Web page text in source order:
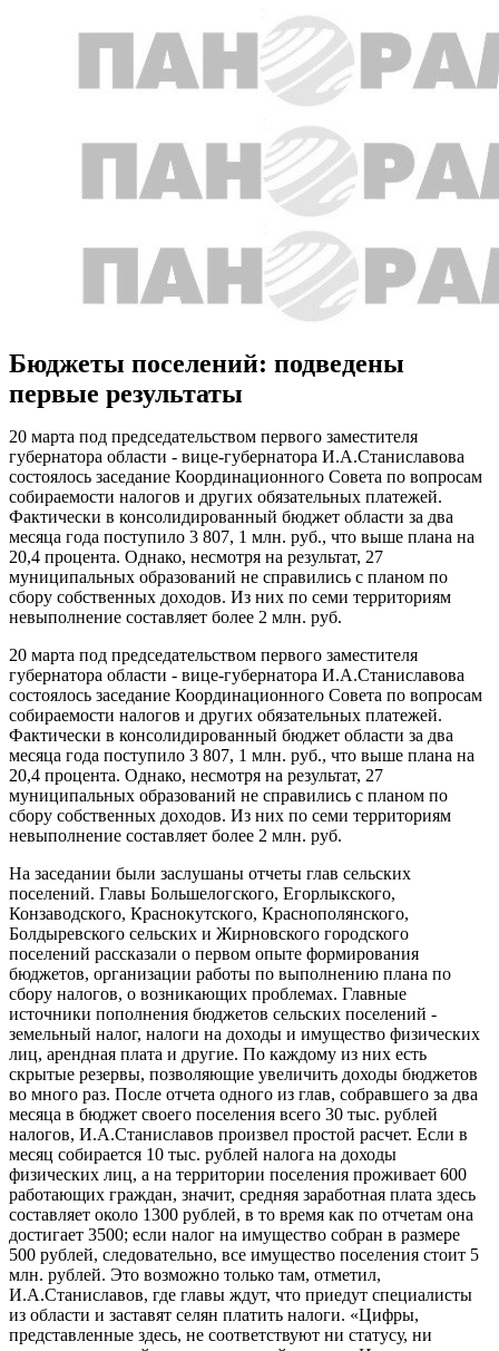
Бюджеты поселений: подведены
первые результаты
20 марта под председательством первого заместителя
губернатора области - вице-губернатора И.А.Станиславова
состоялось заседание Координационного Совета по вопросам
собираемости налогов и других обязательных платежей.
Фактически в консолидированный бюджет области за два
месяца года поступило 3 807, 1 млн. руб., что выше плана на
20,4 процента. Однако, несмотря на результат, 27
муниципальных образований не справились с планом по
сбору собственных доходов. Из них по семи территориям
невыполнение составляет более 2 млн. руб.
20 марта под председательством первого заместителя
губернатора области - вице-губернатора И.А.Станиславова
состоялось заседание Координационного Совета по вопросам
собираемости налогов и других обязательных платежей.
Фактически в консолидированный бюджет области за два
месяца года поступило 3 807, 1 млн. руб., что выше плана на
20,4 процента. Однако, несмотря на результат, 27
муниципальных образований не справились с планом по
сбору собственных доходов. Из них по семи территориям
невыполнение составляет более 2 млн. руб.
На заседании были заслушаны отчеты глав сельских
поселений. Главы Большелогского, Егорлыкского,
Конзаводского, Краснокутского, Краснополянского,
Болдыревского сельских и Жирновского городского
поселений рассказали о первом опыте формирования
бюджетов, организации работы по выполнению плана по
сбору налогов, о возникающих проблемах. Главные
источники пополнения бюджетов сельских поселений -
земельный налог, налоги на доходы и имущество физических
лиц, арендная плата и другие. По каждому из них есть
скрытые резервы, позволяющие увеличить доходы бюджетов
во много раз. После отчета одного из глав, собравшего за два
месяца в бюджет своего поселения всего 30 тыс. рублей
налогов, И.А.Станиславов произвел простой расчет. Если в
месяц собирается 10 тыс. рублей налога на доходы
физических лиц, а на территории поселения проживает 600
работающих граждан, значит, средняя заработная плата здесь
составляет около 1300 рублей, в то время как по отчетам она
достигает 3500; если налог на имущество собран в размере
500 рублей, следовательно, все имущество поселения стоит 5
млн. рублей. Это возможно только там, отметил,
И.А.Станиславов, где главы ждут, что приедут специалисты
из области и заставят селян платить налоги. «Цифры,
представленные здесь, не соответствуют ни статусу, ни